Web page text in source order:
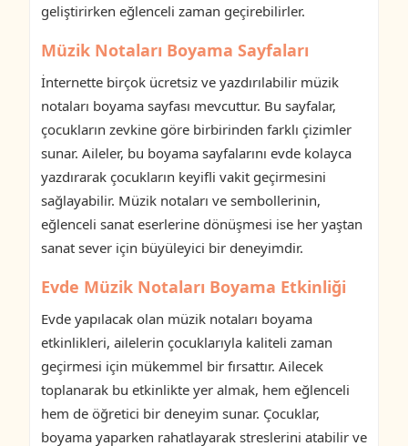
geliştirirken eğlenceli zaman geçirebilirler.
Müzik Notaları Boyama Sayfaları
İnternette birçok ücretsiz ve yazdırılabilir müzik
notaları boyama sayfası mevcuttur. Bu sayfalar,
çocukların zevkine göre birbirinden farklı çizimler
sunar. Aileler, bu boyama sayfalarını evde kolayca
yazdırarak çocukların keyifli vakit geçirmesini
sağlayabilir. Müzik notaları ve sembollerinin,
eğlenceli sanat eserlerine dönüşmesi ise her yaştan
sanat sever için büyüleyici bir deneyimdir.
Evde Müzik Notaları Boyama Etkinliği
Evde yapılacak olan müzik notaları boyama
etkinlikleri, ailelerin çocuklarıyla kaliteli zaman
geçirmesi için mükemmel bir fırsattır. Ailecek
toplanarak bu etkinlikte yer almak, hem eğlenceli
hem de öğretici bir deneyim sunar. Çocuklar,
boyama yaparken rahatlayarak streslerini atabilir ve